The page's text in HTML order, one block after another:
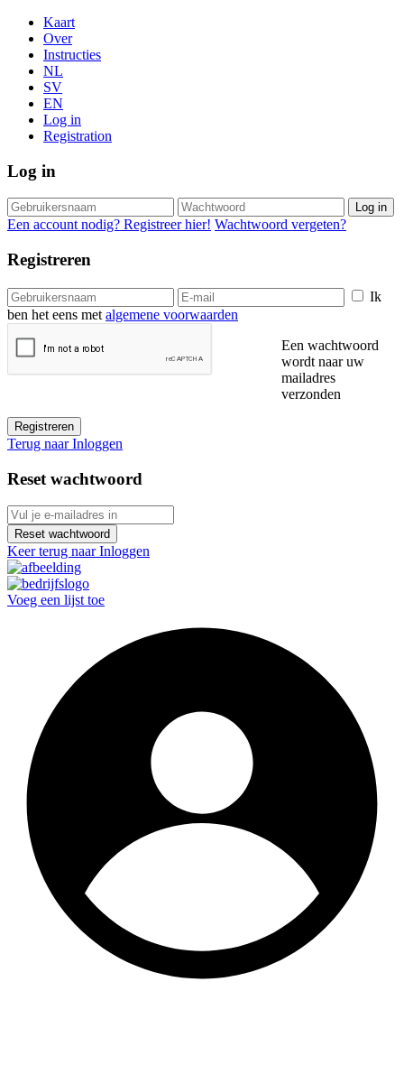
Kaart
Over
Instructies
NL
SV
EN
Log in
Registration
Log in
Log in
Een account nodig? Registreer hier! Wachtwoord vergeten?
Registreren
Ik
ben het eens met algemene voorwaarden
Een wachtwoord
wordt naar uw
mailadres
verzonden
Registreren
Terug naar Inloggen
Reset wachtwoord
Reset wachtwoord
Keer terug naar Inloggen
Voeg een lijst toe